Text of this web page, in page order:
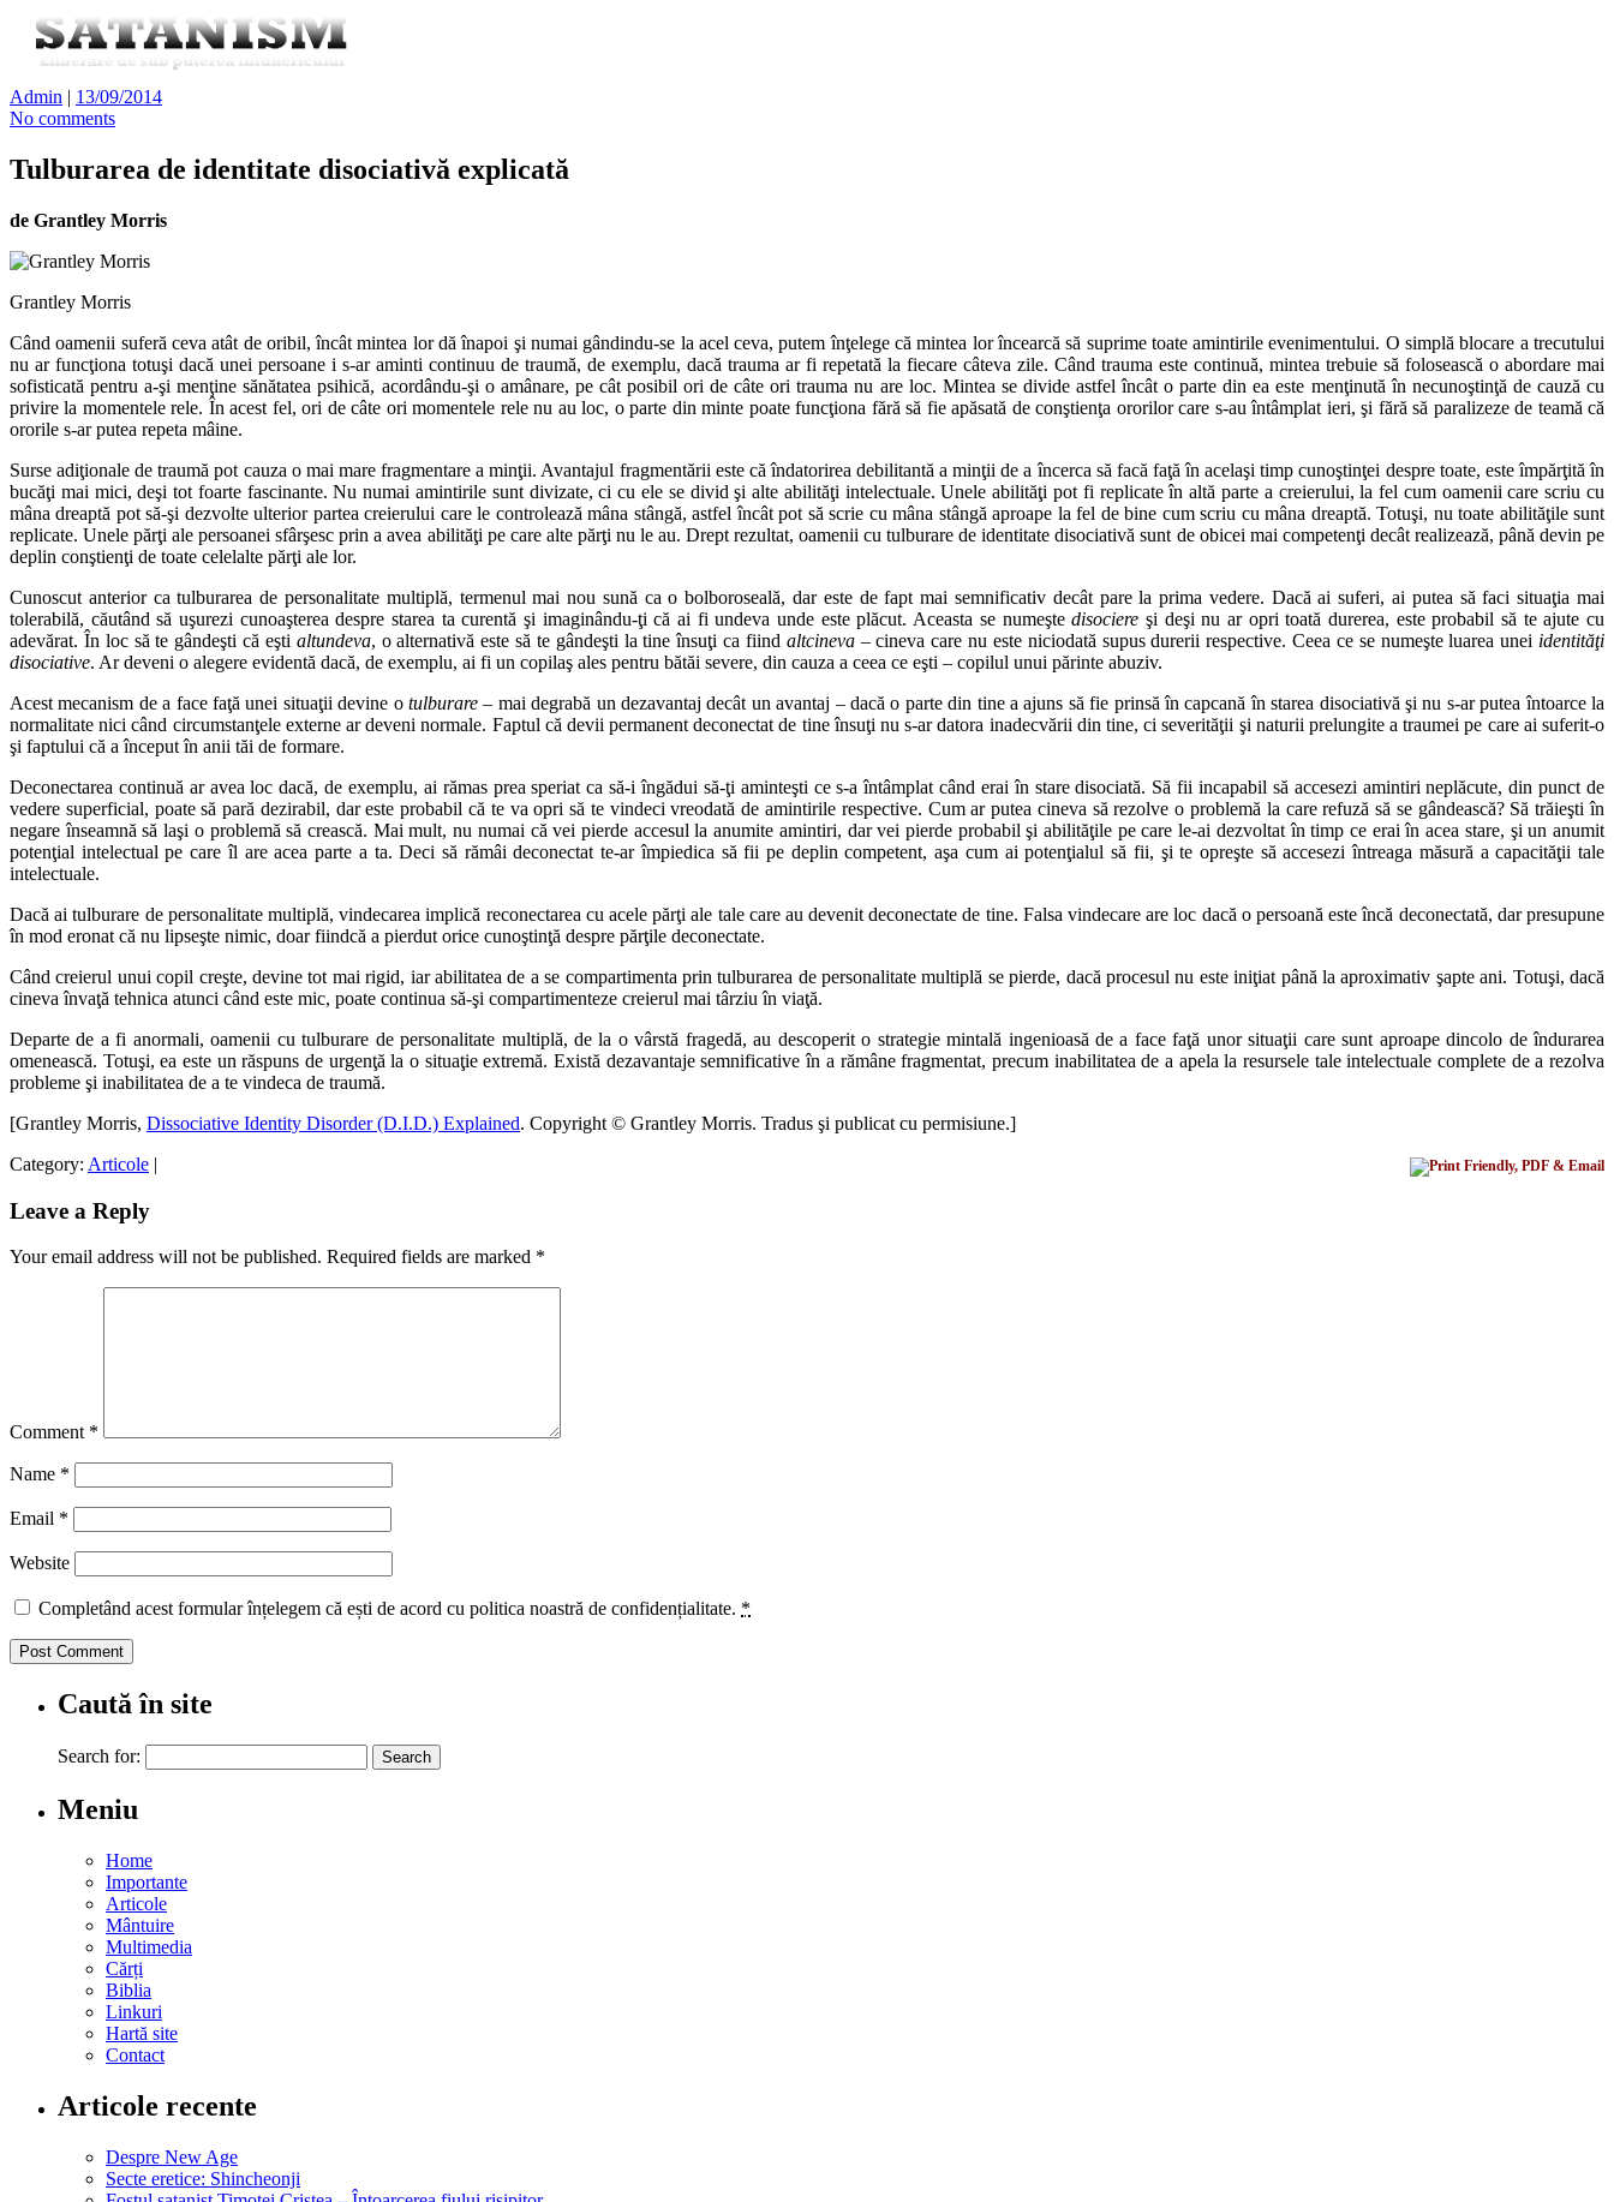
Admin | 13/09/2014
No comments
Tulburarea de identitate disociativă explicată
de Grantley Morris
Grantley Morris
Când oamenii suferă ceva atât de oribil, încât mintea lor dă înapoi şi numai gândindu-se la acel ceva, putem înţelege că mintea lor încearcă să suprime toate amintirile evenimentului. O simplă blocare a trecutului
nu ar funcţiona totuşi dacă unei persoane i s-ar aminti continuu de traumă, de exemplu, dacă trauma ar fi repetată la fiecare câteva zile. Când trauma este continuă, mintea trebuie să folosească o abordare mai
sofisticată pentru a-şi menţine sănătatea psihică, acordându-şi o amânare, pe cât posibil ori de câte ori trauma nu are loc. Mintea se divide astfel încât o parte din ea este menţinută în necunoştinţă de cauză cu
privire la momentele rele. În acest fel, ori de câte ori momentele rele nu au loc, o parte din minte poate funcţiona fără să fie apăsată de conştienţa ororilor care s-au întâmplat ieri, şi fără să paralizeze de teamă că
ororile s-ar putea repeta mâine.
Surse adiţionale de traumă pot cauza o mai mare fragmentare a minţii. Avantajul fragmentării este că îndatorirea debilitantă a minţii de a încerca să facă faţă în acelaşi timp cunoştinţei despre toate, este împărţită în
bucăţi mai mici, deşi tot foarte fascinante. Nu numai amintirile sunt divizate, ci cu ele se divid şi alte abilităţi intelectuale. Unele abilităţi pot fi replicate în altă parte a creierului, la fel cum oamenii care scriu cu
mâna dreaptă pot să-şi dezvolte ulterior partea creierului care le controlează mâna stângă, astfel încât pot să scrie cu mâna stângă aproape la fel de bine cum scriu cu mâna dreaptă. Totuşi, nu toate abilităţile sunt
replicate. Unele părţi ale persoanei sfârşesc prin a avea abilităţi pe care alte părţi nu le au. Drept rezultat, oamenii cu tulburare de identitate disociativă sunt de obicei mai competenţi decât realizează, până devin pe
deplin conştienţi de toate celelalte părţi ale lor.
Cunoscut anterior ca tulburarea de personalitate multiplă, termenul mai nou sună ca o bolboroseală, dar este de fapt mai semnificativ decât pare la prima vedere. Dacă ai suferi, ai putea să faci situaţia mai
tolerabilă, căutând să uşurezi cunoaşterea despre starea ta curentă şi imaginându-ţi că ai fi undeva unde este plăcut. Aceasta se numeştedisociere şi deşi nu ar opri toată durerea, este probabil să te ajute cu
adevărat. În loc să te gândeşti că eşti altundeva, o alternativă este să te gândeşti la tine însuţi ca fiind altcineva– cineva care nu este niciodată supus durerii respective. Ceea ce se numeşte luarea unei identităţi
disociative. Ar deveni o alegere evidentă dacă, de exemplu, ai fi un copilaş ales pentru bătăi severe, din cauza a ceea ce eşti – copilul unui părinte abuziv.
Acest mecanism de a face faţă unei situaţii devine o tulburare – mai degrabă un dezavantaj decât un avantaj – dacă o parte din tine a ajuns să fie prinsă în capcană în starea disociativă şi nu s-ar putea întoarce la
normalitate nici când circumstanţele externe ar deveni normale. Faptul că devii permanent deconectat de tine însuţi nu s-ar datora inadecvării din tine, ci severităţii şi naturii prelungite a traumei pe care ai suferit-o
şi faptului că a început în anii tăi de formare.
Deconectarea continuă ar avea loc dacă, de exemplu, ai rămas prea speriat ca să-i îngădui să-ţi aminteşti ce s-a întâmplat când erai în stare disociată. Să fii incapabil să accesezi amintiri neplăcute, din punct de
vedere superficial, poate să pară dezirabil, dar este probabil că te va opri să te vindeci vreodată de amintirile respective. Cum ar putea cineva să rezolve o problemă la care refuză să se gândească? Să trăieşti în
negare înseamnă să laşi o problemă să crească. Mai mult, nu numai că vei pierde accesul la anumite amintiri, dar vei pierde probabil şi abilităţile pe care le-ai dezvoltat în timp ce erai în acea stare, şi un anumit
potenţial intelectual pe care îl are acea parte a ta. Deci să rămâi deconectat te-ar împiedica să fii pe deplin competent, aşa cum ai potenţialul să fii, şi te opreşte să accesezi întreaga măsură a capacităţii tale
intelectuale.
Dacă ai tulburare de personalitate multiplă, vindecarea implică reconectarea cu acele părţi ale tale care au devenit deconectate de tine. Falsa vindecare are loc dacă o persoană este încă deconectată, dar presupune
în mod eronat că nu lipseşte nimic, doar fiindcă a pierdut orice cunoştinţă despre părţile deconectate.
Când creierul unui copil creşte, devine tot mai rigid, iar abilitatea de a se compartimenta prin tulburarea de personalitate multiplă se pierde, dacă procesul nu este iniţiat până la aproximativ şapte ani. Totuşi, dacă
cineva învaţă tehnica atunci când este mic, poate continua să-şi compartimenteze creierul mai târziu în viaţă.
Departe de a fi anormali, oamenii cu tulburare de personalitate multiplă, de la o vârstă fragedă, au descoperit o strategie mintală ingenioasă de a face faţă unor situaţii care sunt aproape dincolo de îndurarea
omenească. Totuşi, ea este un răspuns de urgenţă la o situaţie extremă. Există dezavantaje semnificative în a rămâne fragmentat, precum inabilitatea de a apela la resursele tale intelectuale complete de a rezolva
probleme şi inabilitatea de a te vindeca de traumă.
[Grantley Morris, Dissociative Identity Disorder (D.I.D.) Explained. Copyright © Grantley Morris. Tradus şi publicat cu permisiune.]
Category: Articole |
Leave a Reply
Your email address will not be published. Required fields are marked *
Comment *
Name *
Email *
Website
Completând acest formular înțelegem că ești de acord cu politica noastră de confidențialitate. *
Caută în site
Search for:
Meniu
Home
Importante
Articole
Mântuire
Multimedia
Cărți
Biblia
Linkuri
Hartă site
Contact
Articole recente
Despre New Age
Secte eretice: Shincheonji